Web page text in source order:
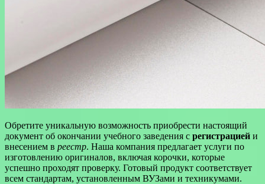
Обретите уникальную возможность приобрести настоящий
документ об окончании учебного заведения с регистрацией и
внесением в реестр. Наша компания предлагает услуги по
изготовлению оригиналов, включая корочки, которые
успешно проходят проверку. Готовый продукт соответствует
всем стандартам, установленным ВУЗами и техникумами.